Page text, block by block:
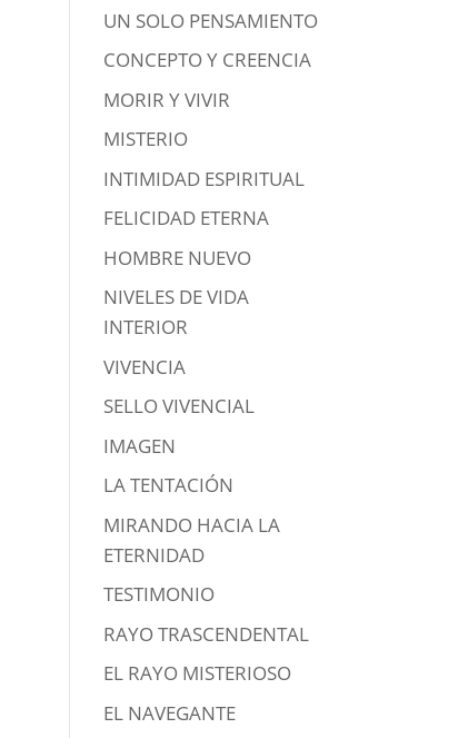
UN SOLO PENSAMIENTO
CONCEPTO Y CREENCIA
MORIR Y VIVIR
MISTERIO
INTIMIDAD ESPIRITUAL
FELICIDAD ETERNA
HOMBRE NUEVO
NIVELES DE VIDA
INTERIOR
VIVENCIA
SELLO VIVENCIAL
IMAGEN
LA TENTACIÓN
MIRANDO HACIA LA
ETERNIDAD
TESTIMONIO
RAYO TRASCENDENTAL
EL RAYO MISTERIOSO
EL NAVEGANTE